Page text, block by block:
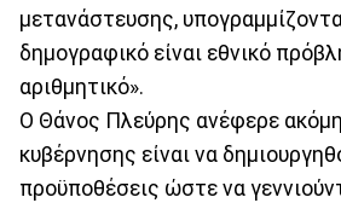
μετανάστευσης,
δημογραφικό είναι εθνικό
αριθμητικό».
Ο Θάνος Πλεύρης ανέφερε
κυβέρνησης είναι να
προϋποθέσεις ώστε να